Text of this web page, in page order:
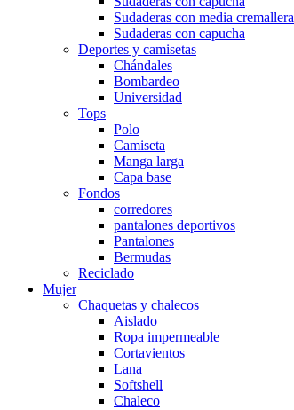
Sudaderas con media cremallera
Sudaderas con capucha
Deportes y camisetas
Chándales
Bombardeo
Universidad
Tops
Polo
Camiseta
Manga larga
Capa base
Fondos
corredores
pantalones deportivos
Pantalones
Bermudas
Reciclado
Mujer
Chaquetas y chalecos
Aislado
Ropa impermeable
Cortavientos
Lana
Softshell
Chaleco